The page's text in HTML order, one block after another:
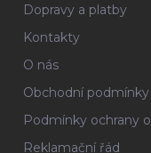
Dopravy a platby
Kontakty
O nás
Obchodní podmínky
Podmínky ochrany
Reklamační řád